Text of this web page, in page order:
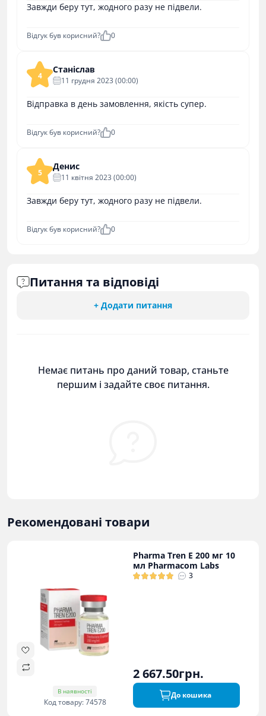
Завжди беру тут, жодного разу не підвели.
Відгук був корисний? 0
4
Станіслав
11 грудня 2023 (00:00)
Відправка в день замовлення, якість супер.
Відгук був корисний? 0
5
Денис
11 квітня 2023 (00:00)
Завжди беру тут, жодного разу не підвели.
Відгук був корисний? 0
Питання та відповіді
+ Додати питання
Немає питань про даний товар, станьте
першим і задайте своє питання.
Рекомендовані товари
В наявності
Код товару: 74578
Pharma Tren E 200 мг 10
мл Pharmacom Labs
3
2 667.50грн.
До кошика